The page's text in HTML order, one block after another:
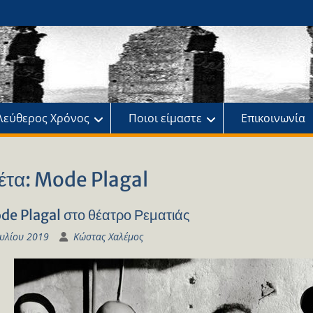
Χρόνος Ποιοι είμαστε Επικοινωνία
Mode Plagal
Plagal στο θέατρο Ρεματιάς
2019 Κώστας Χαλέμος